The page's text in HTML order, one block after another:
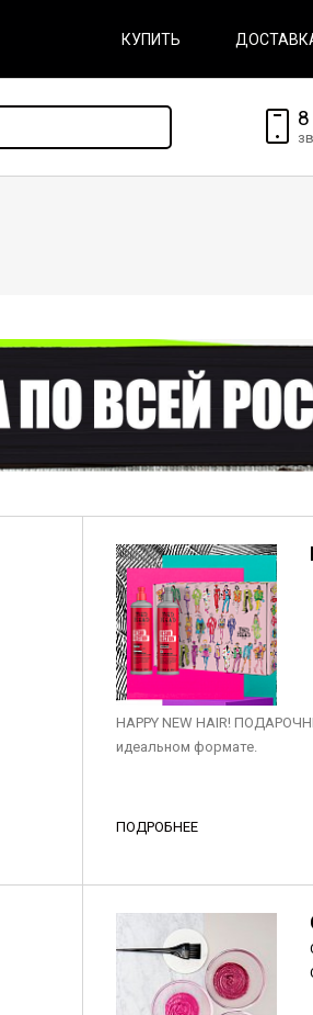
КУПИТЬ
HAPPY NEW HAIR!
идеальном формате.
ПОДРОБНЕЕ